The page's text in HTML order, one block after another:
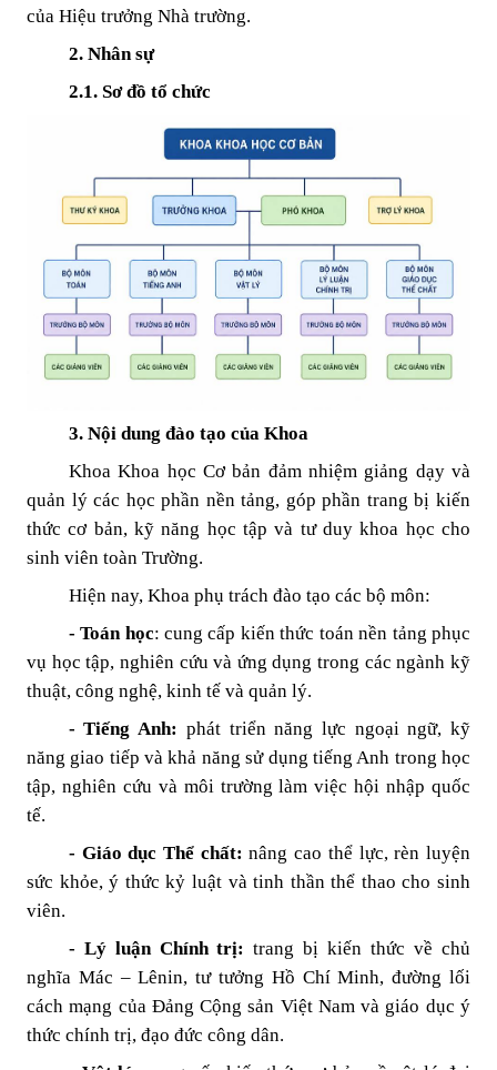
của Hiệu trưởng Nhà trường.
2. Nhân sự
2.1. Sơ đồ tổ chức
3. Nội dung đào tạo của Khoa
Khoa Khoa học Cơ bản đảm nhiệm giảng dạy và
quản lý các học phần nền tảng, góp phần trang bị kiến
thức cơ bản, kỹ năng học tập và tư duy khoa học cho
sinh viên toàn Trường.
Hiện nay, Khoa phụ trách đào tạo các bộ môn:
- Toán học: cung cấp kiến thức toán nền tảng phục
vụ học tập, nghiên cứu và ứng dụng trong các ngành kỹ
thuật, công nghệ, kinh tế và quản lý.
- Tiếng Anh: phát triển năng lực ngoại ngữ, kỹ
năng giao tiếp và khả năng sử dụng tiếng Anh trong học
tập, nghiên cứu và môi trường làm việc hội nhập quốc
tế.
- Giáo dục Thể chất:nâng cao thể lực, rèn luyện
sức khỏe, ý thức kỷ luật và tinh thần thể thao cho sinh
viên.
- Lý luận Chính trị:trang bị kiến thức về chủ
nghĩa Mác – Lênin, tư tưởng Hồ Chí Minh, đường lối
cách mạng của Đảng Cộng sản Việt Nam và giáo dục ý
thức chính trị, đạo đức công dân.